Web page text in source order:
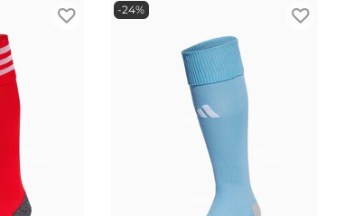
-24%